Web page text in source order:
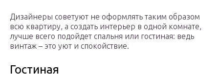
Дизайнеры советуют не оформлять таким образом
всю квартиру, а создать интерьер в одной комнате,
лучше всего подойдет спальня или гостиная: ведь
винтаж – это уют и спокойствие.
Гостиная